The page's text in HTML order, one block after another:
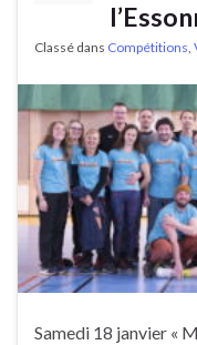
Classé dans Compétitions
Samedi 18 janvier «